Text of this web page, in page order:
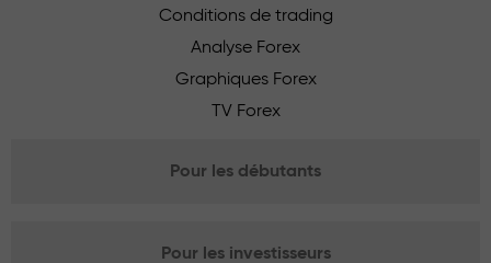
Conditions de trading
Analyse Forex
Graphiques Forex
TV Forex
Pour les débutants
Pour les investisseurs